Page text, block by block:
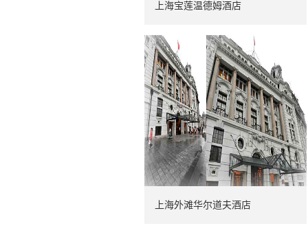
上海宝莲温德姆酒店
上海外滩华尔道夫酒店